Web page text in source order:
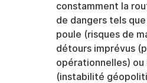
constamment la
de dangers tels
poule (risques de
détours imprévus
opérationnelles)
(instabilité